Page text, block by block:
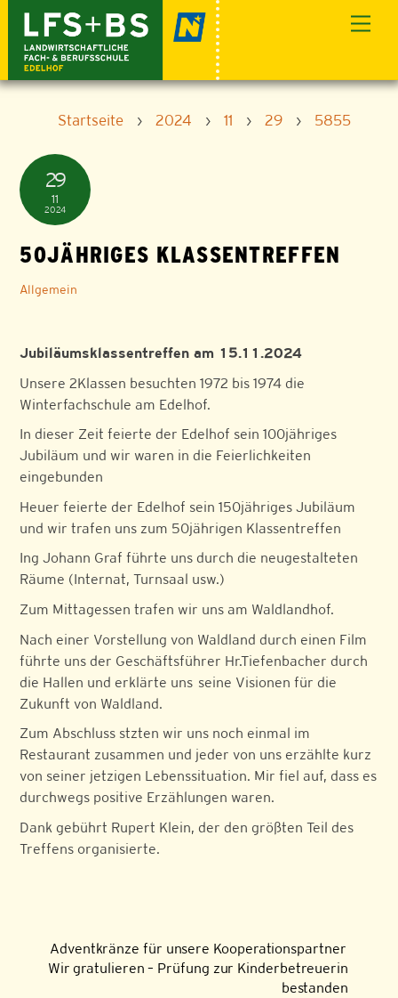
content
Startseite › 2024 › 11 › 29 › 5855
29
11
2024
50JÄHRIGES KLASSENTREFFEN
Allgemein
Jubiläumsklassentreffen am 15.11.2024
Unsere 2Klassen besuchten 1972 bis 1974 die
Winterfachschule am Edelhof.
In dieser Zeit feierte der Edelhof sein 100jähriges
Jubiläum und wir waren in die Feierlichkeiten
eingebunden
Heuer feierte der Edelhof sein 150jähriges Jubiläum
und wir trafen uns zum 50jährigen Klassentreffen
Ing Johann Graf führte uns durch die neugestalteten
Räume (Internat, Turnsaal usw.)
Zum Mittagessen trafen wir uns am Waldlandhof.
Nach einer Vorstellung von Waldland durch einen Film
führte uns der Geschäftsführer Hr.Tiefenbacher durch
die Hallen und erklärte uns seine Visionen für die
Zukunft von Waldland.
Zum Abschluss stzten wir uns noch einmal im
Restaurant zusammen und jeder von uns erzählte kurz
von seiner jetzigen Lebenssituation. Mir fiel auf, dass es
durchwegs positive Erzählungen waren.
Dank gebührt Rupert Klein, der den größten Teil des
Treffens organisierte.
Adventkränze für unsere Kooperationspartner
Wir gratulieren – Prüfung zur Kinderbetreuerin
bestanden